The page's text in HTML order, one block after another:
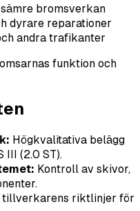
bromsverkan
dyrare reparationer
andra trafikanter
funktion och
Högkvalitativa belägg
III (2.0 ST).
Kontroll av skivor,
tillverkarens riktlinjer för